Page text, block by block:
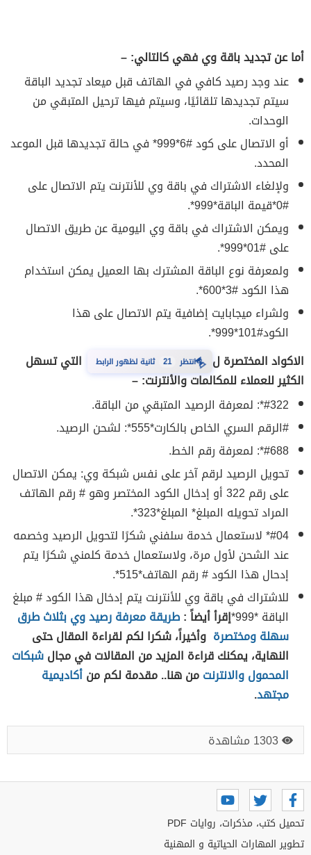
أما عن تجديد باقة وي فهي كالتالي: –
عند وجد رصيد كافي في الهاتف قبل ميعاد تجديد الباقة
سيتم تجديدها تلقائيًا، وسيتم فيها ترحيل المتبقي من
الوحدات.
أو الاتصال على كود #6*999* في حالة تجديدها قبل الموعد
المحدد.
ولإلغاء الاشتراك في باقة وي للأنترنت يتم الاتصال على
#0*قيمة الباقة*999*.
ويمكن الاشتراك في باقة وي اليومية عن طريق الاتصال
على #01*999*.
ولمعرفة نوع الباقة المشترك بها العميل يمكن استخدام
هذا الكود #3*600*.
ولشراء ميجابايت إضافية يتم الاتصال على هذا
الكود#101*999*.
الاكواد المختصرة ل ⏳انتظر 21 ثانية لظهور الرابط
التي تسهل
الكثير للعملاء للمكالمات والأنترنت: –
#322*: لمعرفة الرصيد المتبقي من الباقة.
#الرقم السري الخاص بالكارت*555*: لشحن الرصيد.
#688*: لمعرفة رقم الخط.
تحويل الرصيد لرقم آخر على نفس شبكة وي: يمكن الاتصال
على رقم 322 أو إدخال الكود المختصر وهو # رقم الهاتف
المراد تحويله المبلغ* المبلغ*323*.
#04* لاستعمال خدمة سلفني شكرًا لتحويل الرصيد وخصمه
عند الشحن لأول مرة، ولاستعمال خدمة كلمني شكرًا يتم
إدحال هذا الكود # رقم الهاتف*515*.
للاشتراك في باقة وي للأنترنت يتم إدخال هذا الكود # مبلغ
الباقة *999*
إقرأ أيضاً :طريقة معرفة رصيد وي بثلاث طرق
سهلة ومختصرة وأخيراً، شكرا لكم لقراءة المقال حتى
النهاية، يمكنك قراءة المزيد من المقالات في مجالشبكات
المحمول والانترنتمن هنا.. مقدمة لكم منأكاديمية
مجتهد.
1303 مشاهدة
تحميل كتب، مذكرات، روايات PDF
تطوير المهارات الحياتية و المهنية